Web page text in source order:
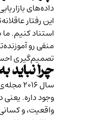
داده‌های
این رفتار
استناد کنیم.
منفی رو
تصمیم‌گیری
چرا
سال ۲۰۱۶ مجله‌ی
وجود داره.
واقعیت، و